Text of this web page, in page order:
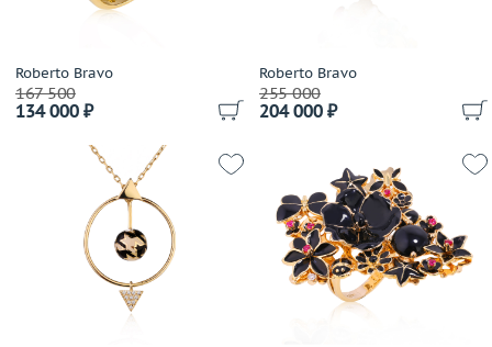
Cahrles Greig
Callegher Gioielli
Cantamessa
Carl F. Bucherer
Carla Amorim
Carlo Luca Della Quercia
Carrera y Carrera
Roberto Bravo
167 500
134 000 ₽
Roberto Bravo
255 000
204 000 ₽